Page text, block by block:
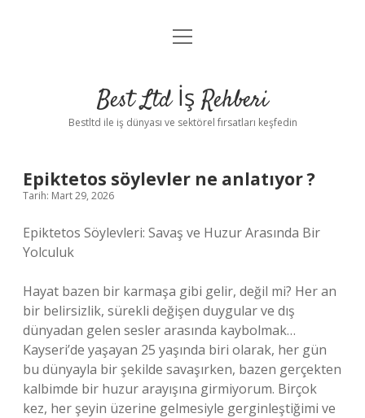
Anasayfa
Yasal Uyarı
menüyü
Best Ltd İş Rehberi
Bestltd ile iş dünyası ve sektörel fırsatları keşfedin
Epiktetos söylevler ne anlatıyor ?
Tarih: Mart 29, 2026
Epiktetos Söylevleri: Savaş ve Huzur Arasında Bir
Yolculuk
Hayat bazen bir karmaşa gibi gelir, değil mi? Her an
bir belirsizlik, sürekli değişen duygular ve dış
dünyadan gelen sesler arasında kaybolmak…
Kayseri’de yaşayan 25 yaşında biri olarak, her gün
bu dünyayla bir şekilde savaşırken, bazen gerçekten
kalbimde bir huzur arayışına girmiyorum. Birçok
kez, her şeyin üzerine gelmesiyle gerginleştiğimi ve